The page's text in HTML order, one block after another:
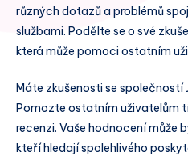
různých dotazů a problémů
službami. Podělte se o své
která může pomoci ostatním
Máte zkušenosti se společností
Pomozte ostatním uživatelům
recenzi. Vaše hodnocení může
kteří hledají spolehlivého